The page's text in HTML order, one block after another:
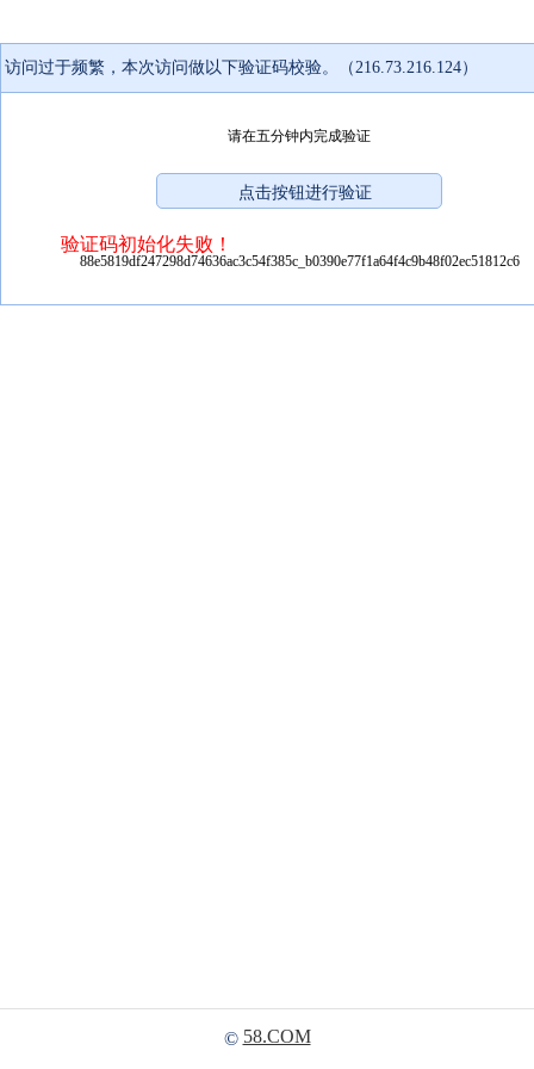
访问过于频繁，本次访问做以下验证码校验。（216.73.216.124）
请在五分钟内完成验证
验证码初始化失败！
88e5819df247298d74636ac3c54f385c_b0390e77f1a64f4c9b48f02ec51812c6
© 58.COM